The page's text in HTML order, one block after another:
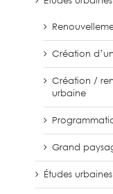
Création
Création /
urbaine
Grand
Études